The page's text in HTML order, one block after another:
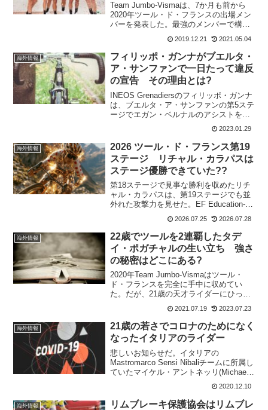
Team Jumbo-Vismaは、7か月も前から
2020年ツール・ド・フランスの出場メン
バーを発表した。最強のメンバーで構成
されたチームは、ツール制覇という目標
のために全力を尽くすチーム構成となっ
ており、エーススプリンターのディラ
ン・フル...
2019.12.21 2021.05.04
海外情報
フィリッポ・ガンナがブエルタ・
ア・サンファンで一日たって違反
の宣告 その理由とは?
INEOS Grenadiersのフィリッポ・ガンナ
は、ブエルタ・ア・サンファンの第5ステ
ージでエガン・ベルナルのアシストを受
けてステージ2位となった。だが、フィリ
ッポ・ガンナは、UCIから違反と罰金を
支払されている。それは何故だろうか?
違...
2023.01.29
海外情報
2026 ツール・ド・フランス第19
ステージ リチャル・カラパスは
ステージ優勝できていた??
第18ステージで見事な勝利を収めたリチ
ャル・カラパスは、第19ステージでも並
外れた攻撃力を見せた。EF Education-
EasyPostのチームメイトとともに序盤か
ら果敢に動き、連続でのステージ優勝と
山岳賞に向けた強い執念を燃やしなが
ら...
2026.07.25 2026.07.28
海外情報
22歳でツールを2連覇したタデ
イ・ポガチャルの生い立ち 強さ
の秘密はどこにある?
2020年Team Jumbo-Vismaはツール・
ド・フランスを完全に手中に収めてい
た。だが、21歳の天才ライダーにひっく
り返されてしまう。あまりにも若いライ
ダーが勝利していまうのは、これまでの
経験とかチームの力とかを全く必要とし
ていない...
2021.07.19 2023.07.23
海外情報
21歳の若さでコロナのためになく
なったイタリアのライダー
悲しいお知らせだ。イタリアの
Mastromarco Sensi Nibaliチームに所属し
ていたマイケル・アントネッリ(Michael
Antonelli)がコロナのために亡くなってし
まった。亡くったのは、彼の21歳の誕生
日だった。チームの...
2020.12.10
海外情報
リムブレーキ保護協会はリムブレ